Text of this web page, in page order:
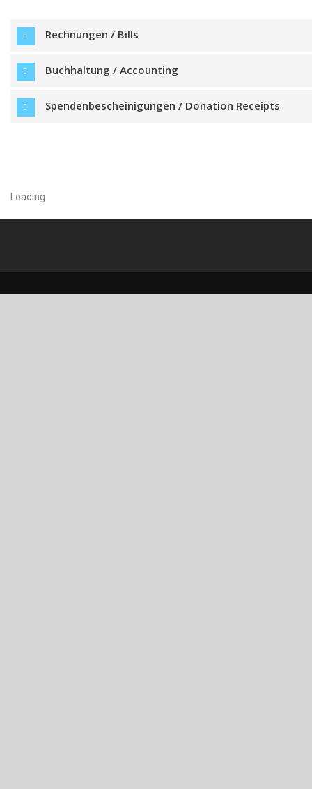
Rechnungen / Bills
Buchhaltung / Accounting
Spendenbescheinigungen / Donation Receipts
Loading